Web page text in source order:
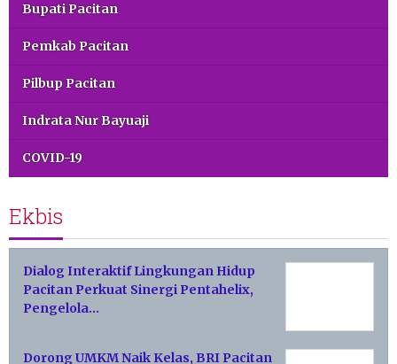
Bupati Pacitan
Pemkab Pacitan
Pilbup Pacitan
Indrata Nur Bayuaji
COVID-19
Ekbis
Dialog Interaktif Lingkungan Hidup
Pacitan Perkuat Sinergi Pentahelix,
Pengelola…
Dorong UMKM Naik Kelas, BRI Pacitan